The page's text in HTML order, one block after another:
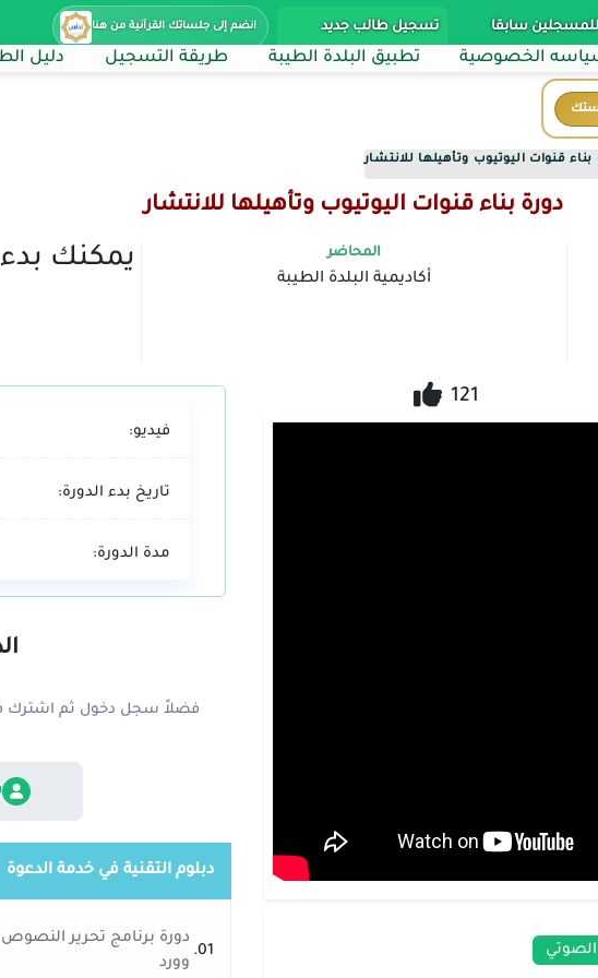
سابقا تسجيل طالب جديد انضم إلى جلساتك القرآنية من هنا
الخصوصية تطبيق البلدة الطيبة طريقة التسجيل دليل
بناء قنوات اليوتيوب وتأهيلها للانتشار
دورة بناء قنوات اليوتيوب وتأهيلها للانتشار
المحاضر
أكاديمية البلدة الطيبة
يمكنك بدء
121
فيديو:
تاريخ بدء الدورة:
مدة الدورة:
فضلاً سجل دخول ثم اشترك
دبلوم التقنية في خدمة الدعوة
01.
دورة برنامج تحرير النصوص
وورد